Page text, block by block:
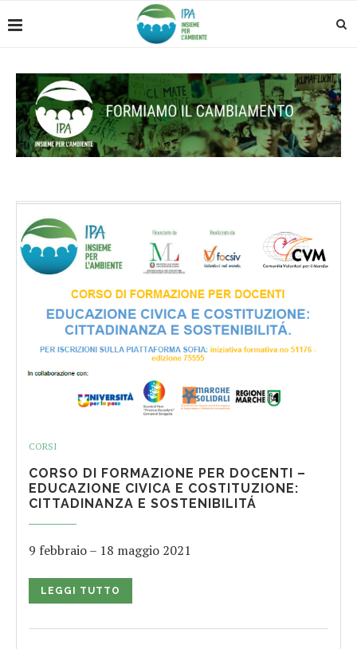
CORSI
CORSO DI FORMAZIONE PER DOCENTI –
EDUCAZIONE CIVICA E COSTITUZIONE:
CITTADINANZA E SOSTENIBILITÁ
9 febbraio – 18 maggio 2021
LEGGI TUTTO